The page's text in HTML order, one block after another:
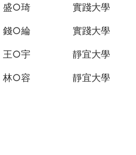
盛○琦 實踐大學
錢○綸 實踐大學
王○宇 靜宜大學
林○容 靜宜大學